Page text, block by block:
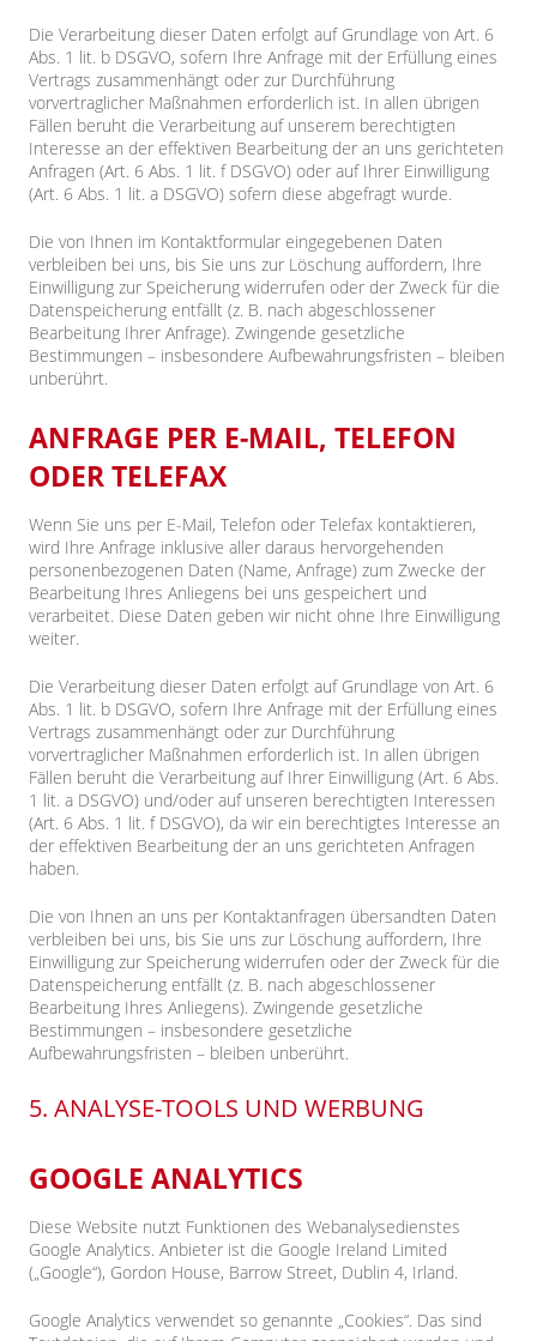
Die Verarbeitung dieser Daten erfolgt auf Grundlage von Art. 6
Abs. 1 lit. b DSGVO, sofern Ihre Anfrage mit der Erfüllung eines
Vertrags zusammenhängt oder zur Durchführung
vorvertraglicher Maßnahmen erforderlich ist. In allen übrigen
Fällen beruht die Verarbeitung auf unserem berechtigten
Interesse an der effektiven Bearbeitung der an uns gerichteten
Anfragen (Art. 6 Abs. 1 lit. f DSGVO) oder auf Ihrer Einwilligung
(Art. 6 Abs. 1 lit. a DSGVO) sofern diese abgefragt wurde.
Die von Ihnen im Kontaktformular eingegebenen Daten
verbleiben bei uns, bis Sie uns zur Löschung auffordern, Ihre
Einwilligung zur Speicherung widerrufen oder der Zweck für die
Datenspeicherung entfällt (z. B. nach abgeschlossener
Bearbeitung Ihrer Anfrage). Zwingende gesetzliche
Bestimmungen – insbesondere Aufbewahrungsfristen – bleiben
unberührt.
ANFRAGE PER E-MAIL, TELEFON
ODER TELEFAX
Wenn Sie uns per E-Mail, Telefon oder Telefax kontaktieren,
wird Ihre Anfrage inklusive aller daraus hervorgehenden
personenbezogenen Daten (Name, Anfrage) zum Zwecke der
Bearbeitung Ihres Anliegens bei uns gespeichert und
verarbeitet. Diese Daten geben wir nicht ohne Ihre Einwilligung
weiter.
Die Verarbeitung dieser Daten erfolgt auf Grundlage von Art. 6
Abs. 1 lit. b DSGVO, sofern Ihre Anfrage mit der Erfüllung eines
Vertrags zusammenhängt oder zur Durchführung
vorvertraglicher Maßnahmen erforderlich ist. In allen übrigen
Fällen beruht die Verarbeitung auf Ihrer Einwilligung (Art. 6 Abs.
1 lit. a DSGVO) und/oder auf unseren berechtigten Interessen
(Art. 6 Abs. 1 lit. f DSGVO), da wir ein berechtigtes Interesse an
der effektiven Bearbeitung der an uns gerichteten Anfragen
haben.
Die von Ihnen an uns per Kontaktanfragen übersandten Daten
verbleiben bei uns, bis Sie uns zur Löschung auffordern, Ihre
Einwilligung zur Speicherung widerrufen oder der Zweck für die
Datenspeicherung entfällt (z. B. nach abgeschlossener
Bearbeitung Ihres Anliegens). Zwingende gesetzliche
Bestimmungen – insbesondere gesetzliche
Aufbewahrungsfristen – bleiben unberührt.
5. ANALYSE-TOOLS UND WERBUNG
GOOGLE ANALYTICS
Diese Website nutzt Funktionen des Webanalysedienstes
Google Analytics. Anbieter ist die Google Ireland Limited
(„Google“), Gordon House, Barrow Street, Dublin 4, Irland.
Google Analytics verwendet so genannte „Cookies“. Das sind